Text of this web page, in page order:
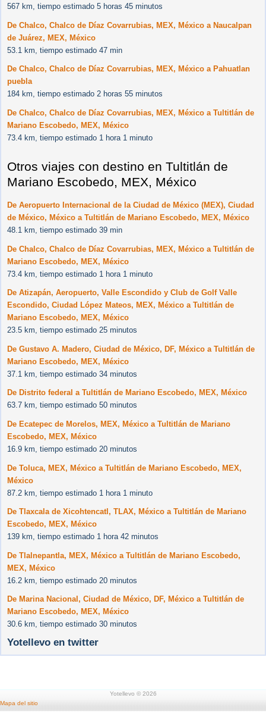
567 km, tiempo estimado 5 horas 45 minutos
De Chalco, Chalco de Díaz Covarrubias, MEX, México a Naucalpan
de Juárez, MEX, México
53.1 km, tiempo estimado 47 min
De Chalco, Chalco de Díaz Covarrubias, MEX, México a Pahuatlan
puebla
184 km, tiempo estimado 2 horas 55 minutos
De Chalco, Chalco de Díaz Covarrubias, MEX, México a Tultitlán de
Mariano Escobedo, MEX, México
73.4 km, tiempo estimado 1 hora 1 minuto
Otros viajes con destino en Tultitlán de
Mariano Escobedo, MEX, México
De Aeropuerto Internacional de la Ciudad de México (MEX), Ciudad
de México, México a Tultitlán de Mariano Escobedo, MEX, México
48.1 km, tiempo estimado 39 min
De Chalco, Chalco de Díaz Covarrubias, MEX, México a Tultitlán de
Mariano Escobedo, MEX, México
73.4 km, tiempo estimado 1 hora 1 minuto
De Atizapán, Aeropuerto, Valle Escondido y Club de Golf Valle
Escondido, Ciudad López Mateos, MEX, México a Tultitlán de
Mariano Escobedo, MEX, México
23.5 km, tiempo estimado 25 minutos
De Gustavo A. Madero, Ciudad de México, DF, México a Tultitlán de
Mariano Escobedo, MEX, México
37.1 km, tiempo estimado 34 minutos
De Distrito federal a Tultitlán de Mariano Escobedo, MEX, México
63.7 km, tiempo estimado 50 minutos
De Ecatepec de Morelos, MEX, México a Tultitlán de Mariano
Escobedo, MEX, México
16.9 km, tiempo estimado 20 minutos
De Toluca, MEX, México a Tultitlán de Mariano Escobedo, MEX,
México
87.2 km, tiempo estimado 1 hora 1 minuto
De Tlaxcala de Xicohtencatl, TLAX, México a Tultitlán de Mariano
Escobedo, MEX, México
139 km, tiempo estimado 1 hora 42 minutos
De Tlalnepantla, MEX, México a Tultitlán de Mariano Escobedo,
MEX, México
16.2 km, tiempo estimado 20 minutos
De Marina Nacional, Ciudad de México, DF, México a Tultitlán de
Mariano Escobedo, MEX, México
30.6 km, tiempo estimado 30 minutos
Yotellevo en twitter
Yotellevo © 2026
Mapa del sitio